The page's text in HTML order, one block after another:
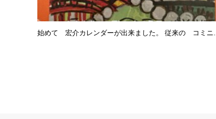
始めて 宏介カレンダーが出来ました。 従来の コミニ...